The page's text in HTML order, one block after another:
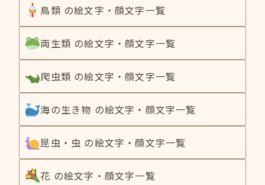
鳥類 の絵文字・顔文字一覧
両生類 の絵文字・顔文字一覧
爬虫類 の絵文字・顔文字一覧
海の生き物 の絵文字・顔文字一覧
昆虫・虫 の絵文字・顔文字一覧
花 の絵文字・顔文字一覧